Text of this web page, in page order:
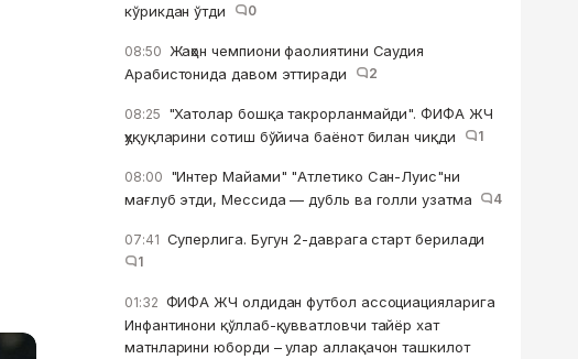
кўрикдан ўтди
0
08:50 Жаҳон чемпиони фаолиятини Саудия
Арабистонида давом эттиради
2
08:25 "Хатолар бошқа такрорланмайди". ФИФА ЖЧ
ҳуқуқларини сотиш бўйича баёнот билан чиқди
1
08:00 "Интер Майами" "Атлетико Сан-Луис"ни
мағлуб этди, Мессида — дубль ва голли узатма
4
07:41 Суперлига. Бугун 2-даврага старт берилади
1
01:32 ФИФА ЖЧ олдидан футбол ассоциацияларига
Инфантинони қўллаб-қувватловчи тайёр хат
матнларини юборди – улар аллақачон ташкилот